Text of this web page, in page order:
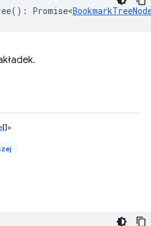
() : Promise<
[]>